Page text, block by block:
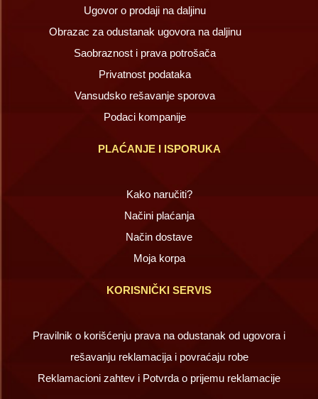
Ugovor o prodaji na daljinu
Obrazac za odustanak ugovora na daljinu
Saobraznost i prava potrošača
Privatnost podataka
Vansudsko rešavanje sporova
Podaci kompanije
PLAĆANJE I ISPORUKA
Kako naručiti?
Načini plaćanja
Način dostave
Moja korpa
KORISNIČKI SERVIS
Pravilnik o korišćenju prava na odustanak od ugovora i
rešavanju reklamacija i povraćaju robe
Reklamacioni zahtev i Potvrda o prijemu reklamacije